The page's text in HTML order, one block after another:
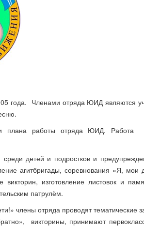
года. Членами отряда ЮИД являются
плана работы отряда ЮИД. Работа
детей и подростков и
агитбригады, соревнования «Я, мои
изготовление листовок и
патрулём.
члены отряда проводят тематические
викторины, принимают